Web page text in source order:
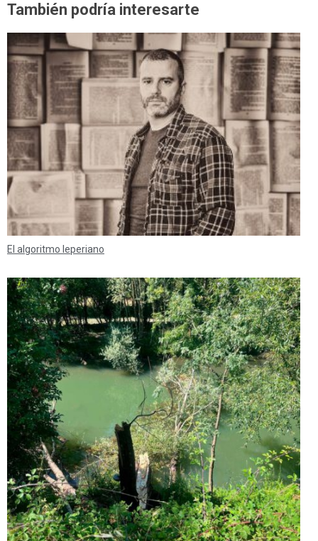
También podría interesarte
El algoritmo leperiano